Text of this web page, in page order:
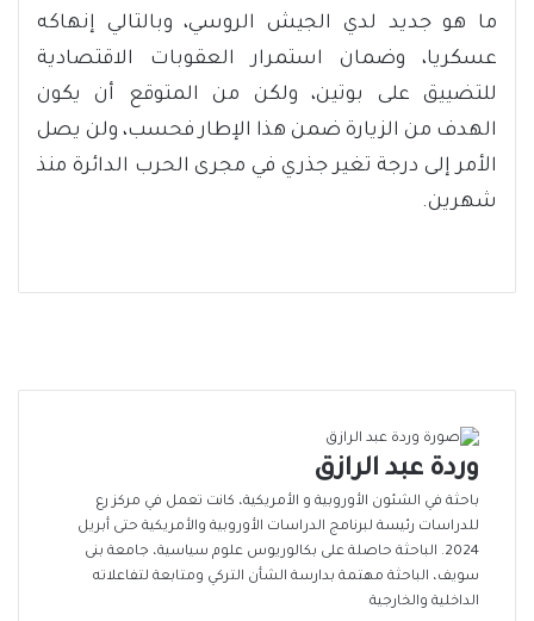
ما هو جديد لدي الجيش الروسي، وبالتالي إنهاكه
عسكريا، وضمان استمرار العقوبات الاقتصادية
للتضييق على بوتين، ولكن من المتوقع أن يكون
الهدف من الزيارة ضمن هذا الإطار فحسب، ولن يصل
الأمر إلى درجة تغير جذري في مجرى الحرب الدائرة منذ
شهرين.
وردة عبد الرازق
باحثة في الشئون الأوروبية و الأمريكية، كانت تعمل في مركز رع
للدراسات رئيسة لبرنامج الدراسات الأوروبية والأمريكية حتى أبريل
2024. الباحثة حاصلة على بكالوريوس علوم سياسية، جامعة بنى
سويف، الباحثة مهتمة بدارسة الشأن التركي ومتابعة لتفاعلاته
الداخلية والخارجية